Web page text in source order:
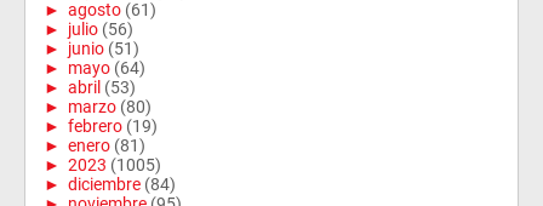
► agosto (61)
► julio (56)
► junio (51)
► mayo (64)
► abril (53)
► marzo (80)
► febrero (19)
► enero (81)
► 2023 (1005)
► diciembre (84)